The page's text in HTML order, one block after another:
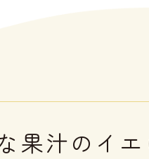
果汁のイエ